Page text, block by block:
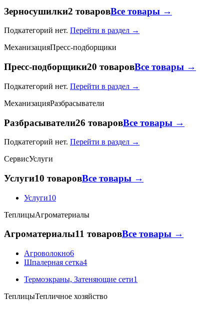
Зерносушилки2 товаровВсе товары →
Подкатегорий нет. Перейти в раздел →
МеханизацияПресс-подборщики
Пресс-подборщики20 товаровВсе товары →
Подкатегорий нет. Перейти в раздел →
МеханизацияРазбрасыватели
Разбрасыватели26 товаровВсе товары →
Подкатегорий нет. Перейти в раздел →
СервисУслуги
Услуги10 товаровВсе товары →
Услуги10
ТеплицыАгроматериалы
Агроматериалы11 товаровВсе товары →
Агроволокно6
Шпалерная сетка4
Термоэкраны, Затеняющие сети1
ТеплицыТепличное хозяйство